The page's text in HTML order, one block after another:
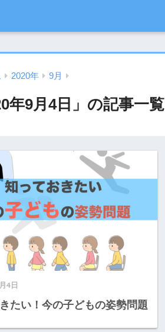
2020年 9月
年9月4日」の記事一覧
4日
たい！今の子どもの姿勢問題